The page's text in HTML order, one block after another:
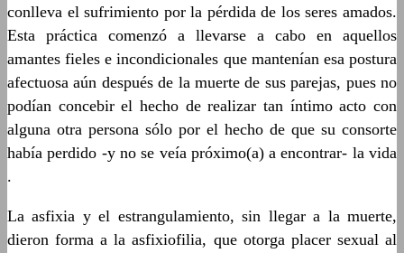
conlleva el sufrimiento por la pérdida de los seres amados.
Esta práctica comenzó a llevarse a cabo en aquellos
amantes fieles e incondicionales que mantenían esa postura
afectuosa aún después de la muerte de sus parejas, pues no
podían concebir el hecho de realizar tan íntimo acto con
alguna otra persona sólo por el hecho de que su consorte
había perdido -y no se veía próximo(a) a encontrar- la vida
.
La asfixia y el estrangulamiento, sin llegar a la muerte,
dieron forma a la asfixiofilia, que otorga placer sexual al